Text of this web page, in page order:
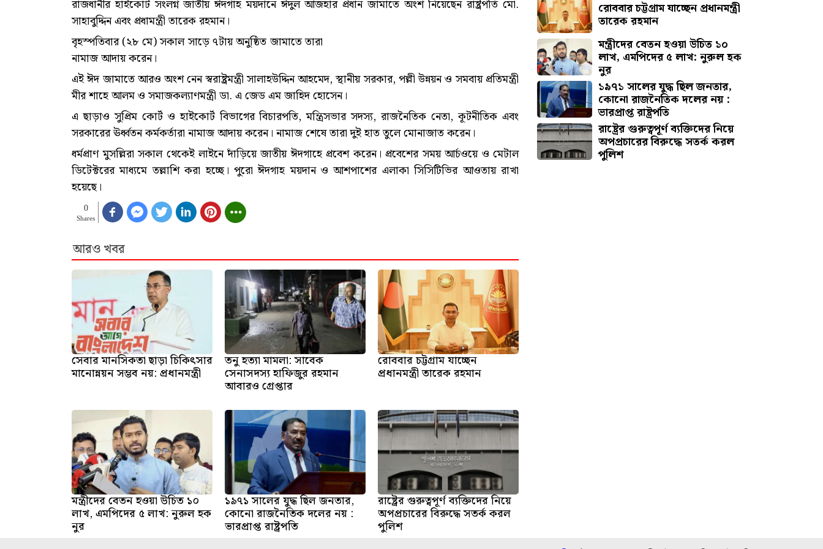
রাজধানীর হাইকোর্ট সংলগ্ন জাতীয় ঈদগাহ ময়দানে ঈদুল আজহার প্রধান জামাতে অংশ নিয়েছেন রাষ্ট্রপতি মো.
সাহাবুদ্দিন এবং প্রধামন্ত্রী তারেক রহমান।
বৃহস্পতিবার (২৮ মে) সকাল সাড়ে ৭টায় অনুষ্ঠিত জামাতে তারা
নামাজ আদায় করেন।
এই ঈদ জামাতে আরও অংশ নেন স্বরাষ্ট্রমন্ত্রী সালাহউদ্দিন আহমেদ, স্থানীয় সরকার, পল্লী উন্নয়ন ও সমবায় প্রতিমন্ত্রী
মীর শাহে আলম ও সমাজকল্যাণমন্ত্রী ডা. এ জেড এম জাহিদ হোসেন।
এ ছাড়াও সুপ্রিম কোর্ট ও হাইকোর্ট বিভাগের বিচারপতি, মন্ত্রিসভার সদস্য, রাজনৈতিক নেতা, কূটনীতিক এবং
সরকারের ঊর্ধ্বতন কর্মকর্তারা নামাজ আদায় করেন। নামাজ শেষে তারা দুই হাত তুলে মোনাজাত করেন।
ধর্মপ্রাণ মুসল্লিরা সকাল থেকেই লাইনে দাঁড়িয়ে জাতীয় ঈদগাহে প্রবেশ করেন। প্রবেশের সময় আর্চওয়ে ও মেটাল
ডিটেক্টরের মাধ্যমে তল্লাশি করা হচ্ছে। পুরো ঈদগাহ ময়দান ও আশপাশের এলাকা সিসিটিভির আওতায় রাখা
হয়েছে।
0
Shares
আরও খবর
সেবার মানসিকতা ছাড়া চিকিৎসার
মানোন্নয়ন সম্ভব নয়: প্রধানমন্ত্রী
তনু হত্যা মামলা: সাবেক
সেনাসদস্য হাফিজুর রহমান
আবারও গ্রেপ্তার
রোববার চট্টগ্রাম যাচ্ছেন
প্রধানমন্ত্রী তারেক রহমান
মন্ত্রীদের বেতন হওয়া উচিত ১০
লাখ, এমপিদের ৫ লাখ: নুরুল হক
নুর
১৯৭১ সালের যুদ্ধ ছিল জনতার,
কোনো রাজনৈতিক দলের নয় :
ভারপ্রাপ্ত রাষ্ট্রপতি
রাষ্ট্রের গুরুত্বপূর্ণ ব্যক্তিদের নিয়ে
অপপ্রচারের বিরুদ্ধে সতর্ক করল
পুলিশ
রোববার চট্টগ্রাম যাচ্ছেন প্রধানমন্ত্রী
তারেক রহমান
মন্ত্রীদের বেতন হওয়া উচিত ১০
লাখ, এমপিদের ৫ লাখ: নুরুল হক
নুর
১৯৭১ সালের যুদ্ধ ছিল জনতার,
কোনো রাজনৈতিক দলের নয় :
ভারপ্রাপ্ত রাষ্ট্রপতি
রাষ্ট্রের গুরুত্বপূর্ণ ব্যক্তিদের নিয়ে
অপপ্রচারের বিরুদ্ধে সতর্ক করল
পুলিশ